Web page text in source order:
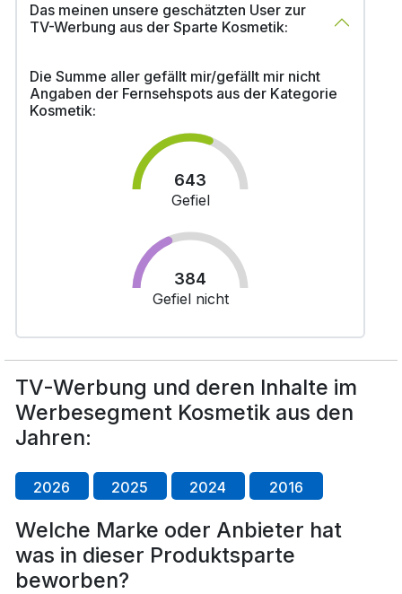
Das meinen unsere geschätzten User zur
TV-Werbung aus der Sparte Kosmetik:
Die Summe aller gefällt mir/gefällt mir nicht
Angaben der Fernsehspots aus der Kategorie
Kosmetik:
643
Gefiel
384
Gefiel nicht
TV-Werbung und deren Inhalte im
Werbesegment Kosmetik aus den
Jahren:
2026 2025 2024 2016
Welche Marke oder Anbieter hat
was in dieser Produktsparte
beworben?